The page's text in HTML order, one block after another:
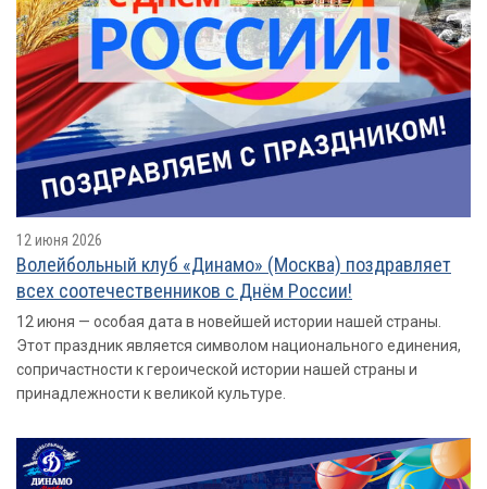
12 июня 2026
Волейбольный клуб «Динамо» (Москва) поздравляет
всех соотечественников с Днём России!
12 июня — особая дата в новейшей истории нашей страны.
Этот праздник является символом национального единения,
сопричастности к героической истории нашей страны и
принадлежности к великой культуре.